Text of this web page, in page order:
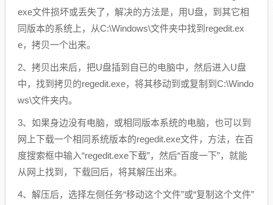
exe文件损坏或丢失了，解决的方法是，用U盘，到其它相
同版本的系统上，从C:\Windows\文件夹中找到regedit.ex
e，拷贝一个出来。
2、拷贝出来后，把U盘插到自已的电脑中，然后进入U盘
中，找到拷贝的regedit.exe，将其移动到或复制到C:\Windo
ws\文件夹内。
3、如果身边没有电脑，或相同版本系统的电脑，也可以到
网上下载一个相同系统版本的regedit.exe文件，方法，在百
度搜索框中输入“regedit.exe下载”，然后“百度一下”，就能
从网上找到，下载回后，将其解压出来。
4、解压后，选择左侧任务“移动这个文件”或“复制这个文件”